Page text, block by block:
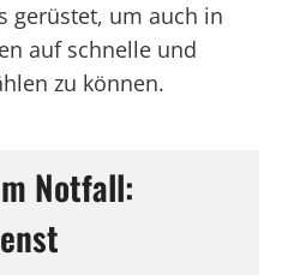
gerüstet, um auch in
auf schnelle und
zu können.
Notfall: